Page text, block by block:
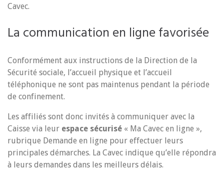
Cavec.
La communication en ligne favorisée
Conformément aux instructions de la Direction de la
Sécurité sociale, l’accueil physique et l’accueil
téléphonique ne sont pas maintenus pendant la période
de confinement.
Les affiliés sont donc invités à communiquer avec la
Caisse via leur espace sécurisé « Ma Cavec en ligne »,
rubrique Demande en ligne pour effectuer leurs
principales démarches. La Cavec indique qu’elle répondra
à leurs demandes dans les meilleurs délais.